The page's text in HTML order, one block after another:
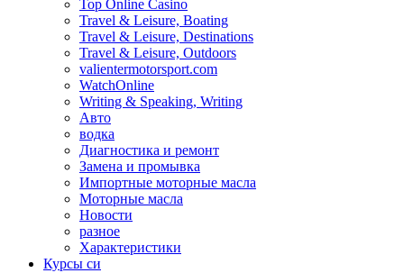
Top Online Casino
Travel & Leisure, Boating
Travel & Leisure, Destinations
Travel & Leisure, Outdoors
valientermotorsport.com
WatchOnline
Writing & Speaking, Writing
Авто
водка
Диагностика и ремонт
Замена и промывка
Импортные моторные масла
Моторные масла
Новости
разное
Характеристики
Курсы си